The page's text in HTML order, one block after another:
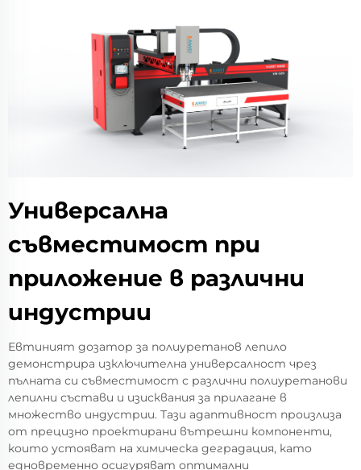
Универсална
съвместимост при
приложение в различни
индустрии
Евтиният дозатор за полиуретанов лепило
демонстрира изключителна универсалност чрез
пълната си съвместимост с различни полиуретанови
лепилни състави и изисквания за прилагане в
множество индустрии. Тази адаптивност произлиза
от прецизно проектирани вътрешни компоненти,
които устояват на химическа деградация, като
едновременно осигуряват оптимални